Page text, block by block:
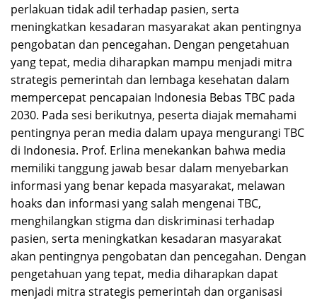
perlakuan tidak adil terhadap pasien, serta
meningkatkan kesadaran masyarakat akan pentingnya
pengobatan dan pencegahan. Dengan pengetahuan
yang tepat, media diharapkan mampu menjadi mitra
strategis pemerintah dan lembaga kesehatan dalam
mempercepat pencapaian Indonesia Bebas TBC pada
2030. Pada sesi berikutnya, peserta diajak memahami
pentingnya peran media dalam upaya mengurangi TBC
di Indonesia. Prof. Erlina menekankan bahwa media
memiliki tanggung jawab besar dalam menyebarkan
informasi yang benar kepada masyarakat, melawan
hoaks dan informasi yang salah mengenai TBC,
menghilangkan stigma dan diskriminasi terhadap
pasien, serta meningkatkan kesadaran masyarakat
akan pentingnya pengobatan dan pencegahan. Dengan
pengetahuan yang tepat, media diharapkan dapat
menjadi mitra strategis pemerintah dan organisasi